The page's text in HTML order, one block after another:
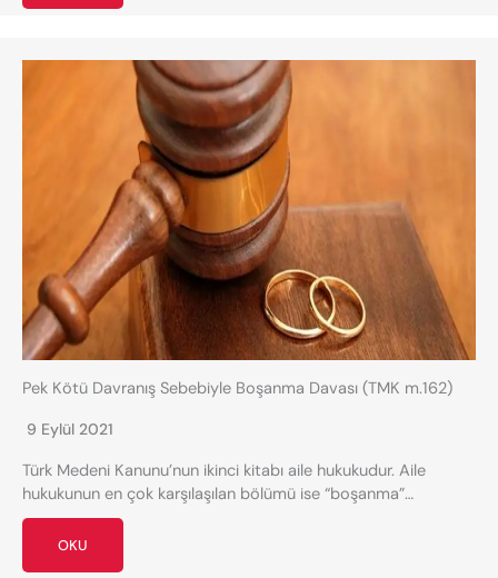
Pek Kötü Davranış Sebebiyle Boşanma Davası (TMK m.162)
9 Eylül 2021
Türk Medeni Kanunu’nun ikinci kitabı aile hukukudur. Aile
hukukunun en çok karşılaşılan bölümü ise “boşanma”…
OKU